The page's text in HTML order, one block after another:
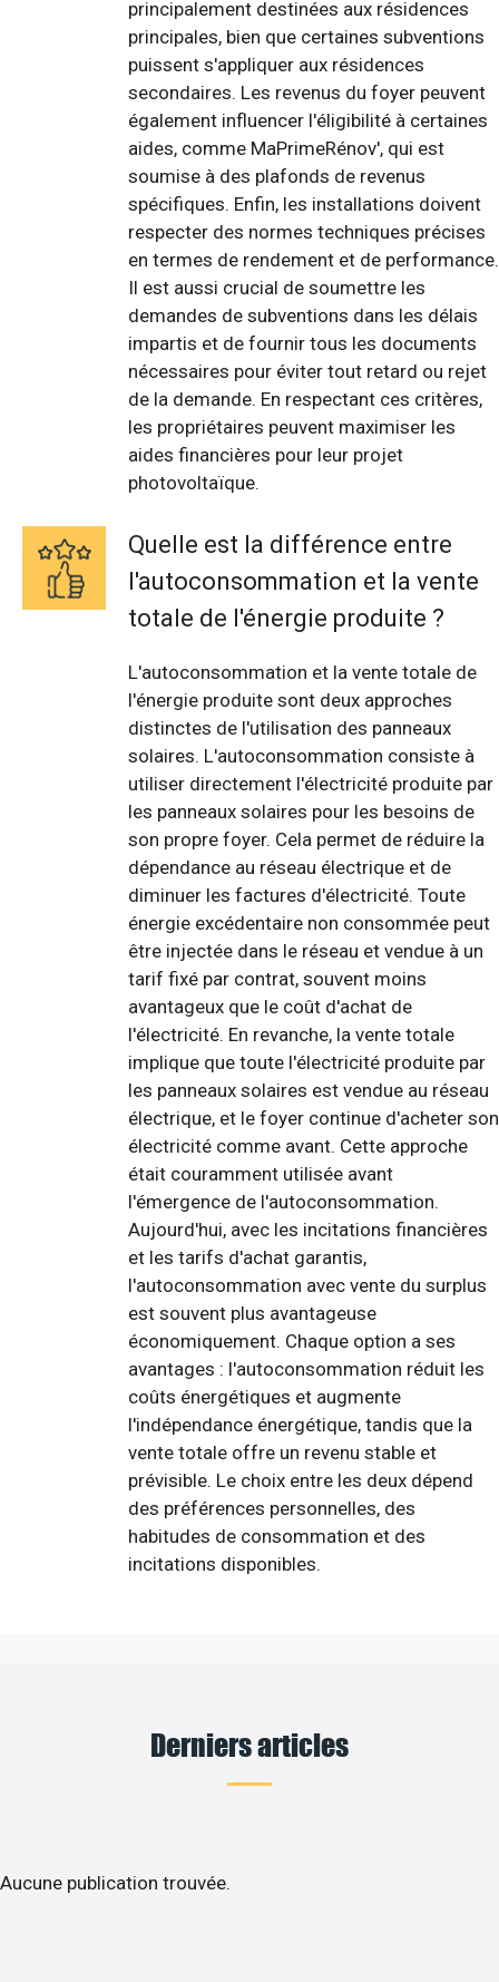
principalement destinées aux résidences
principales, bien que certaines subventions
puissent s'appliquer aux résidences
secondaires. Les revenus du foyer peuvent
également influencer l'éligibilité à certaines
aides, comme MaPrimeRénov', qui est
soumise à des plafonds de revenus
spécifiques. Enfin, les installations doivent
respecter des normes techniques précises
en termes de rendement et de performance.
Il est aussi crucial de soumettre les
demandes de subventions dans les délais
impartis et de fournir tous les documents
nécessaires pour éviter tout retard ou rejet
de la demande. En respectant ces critères,
les propriétaires peuvent maximiser les
aides financières pour leur projet
photovoltaïque.
Quelle est la différence entre
l'autoconsommation et la vente
totale de l'énergie produite ?
L'autoconsommation et la vente totale de
l'énergie produite sont deux approches
distinctes de l'utilisation des panneaux
solaires. L'autoconsommation consiste à
utiliser directement l'électricité produite par
les panneaux solaires pour les besoins de
son propre foyer. Cela permet de réduire la
dépendance au réseau électrique et de
diminuer les factures d'électricité. Toute
énergie excédentaire non consommée peut
être injectée dans le réseau et vendue à un
tarif fixé par contrat, souvent moins
avantageux que le coût d'achat de
l'électricité. En revanche, la vente totale
implique que toute l'électricité produite par
les panneaux solaires est vendue au réseau
électrique, et le foyer continue d'acheter son
électricité comme avant. Cette approche
était couramment utilisée avant
l'émergence de l'autoconsommation.
Aujourd'hui, avec les incitations financières
et les tarifs d'achat garantis,
l'autoconsommation avec vente du surplus
est souvent plus avantageuse
économiquement. Chaque option a ses
avantages : l'autoconsommation réduit les
coûts énergétiques et augmente
l'indépendance énergétique, tandis que la
vente totale offre un revenu stable et
prévisible. Le choix entre les deux dépend
des préférences personnelles, des
habitudes de consommation et des
incitations disponibles.
Derniers articles
Aucune publication trouvée.